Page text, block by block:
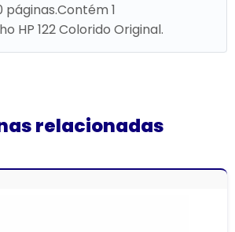
1
HP 122 Colorido Original.
relacionadas